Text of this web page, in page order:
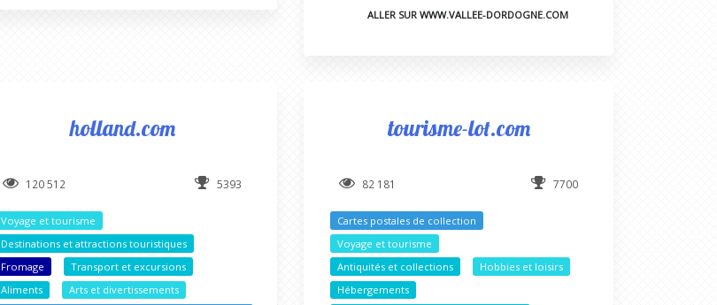
ALLER SUR WWW.VALLEE-DORDOGNE.COM
holland.com
120 512 5393
Voyage et tourisme
Destinations et attractions touristiques
Fromage
Transport et excursions
Aliments
Arts et divertissements
tourisme-lot.com
82 181 7700
Cartes postales de collection
Voyage et tourisme
Antiquités et collections
Hobbies et loisirs
Hébergements